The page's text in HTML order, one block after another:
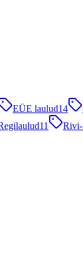
EÜE laulud14
11 Rivi-